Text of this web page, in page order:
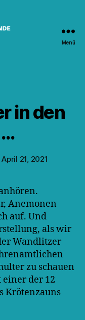
Menü
in den
April 21, 2021
Anemonen
auf. Und
als wir
Wandlitzer
zu schauen
der 12
Krötenzauns